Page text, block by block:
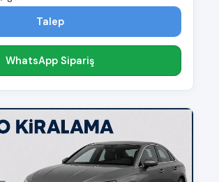
Talep
WhatsApp Sipariş